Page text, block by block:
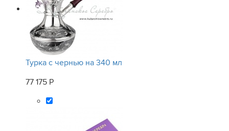
Турка с чернью на 340 мл
77 175 Р